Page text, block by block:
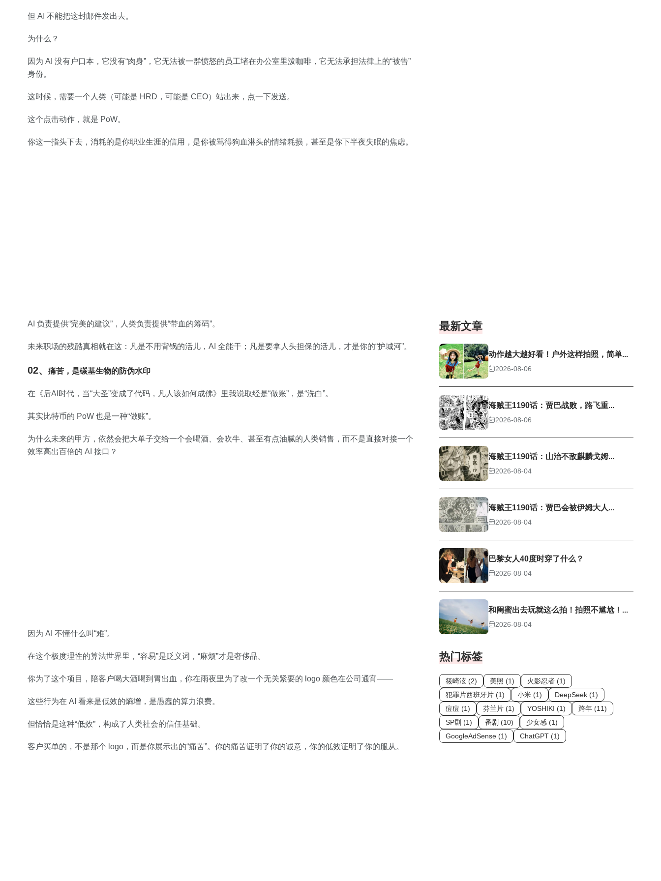
但 AI 不能把这封邮件发出去。
为什么？
因为 AI 没有户口本，它没有“肉身”，它无法被一群愤怒的员工堵在办公室里泼咖啡，它无法承担法律上的“被告”
身份。
这时候，需要一个人类（可能是 HRD，可能是 CEO）站出来，点一下发送。
这个点击动作，就是 PoW。
你这一指头下去，消耗的是你职业生涯的信用，是你被骂得狗血淋头的情绪耗损，甚至是你下半夜失眠的焦虑。
AI 负责提供“完美的建议”，人类负责提供“带血的筹码”。
未来职场的残酷真相就在这：凡是不用背锅的活儿，AI 全能干；凡是要拿人头担保的活儿，才是你的“护城河”。
02、 痛苦，是碳基生物的防伪水印
在《后AI时代，当“大圣”变成了代码，凡人该如何成佛》里我说取经是“做账”，是“洗白”。
其实比特币的 PoW 也是一种“做账”。
为什么未来的甲方，依然会把大单子交给一个会喝酒、会吹牛、甚至有点油腻的人类销售，而不是直接对接一个
效率高出百倍的 AI 接口？
因为 AI 不懂什么叫“难”。
在这个极度理性的算法世界里，“容易”是贬义词，“麻烦”才是奢侈品。
你为了这个项目，陪客户喝大酒喝到胃出血，你在雨夜里为了改一个无关紧要的 logo 颜色在公司通宵——
这些行为在 AI 看来是低效的熵增，是愚蠢的算力浪费。
但恰恰是这种“低效”，构成了人类社会的信任基础。
客户买单的，不是那个 logo，而是你展示出的“痛苦”。你的痛苦证明了你的诚意，你的低效证明了你的服从。
最新文章
动作越大越好看！户外这样拍照，简单...
2026-08-06
海贼王1190话：贾巴战败，路飞重...
2026-08-06
海贼王1190话：山治不敌麒麟戈姆...
2026-08-04
海贼王1190话：贾巴会被伊姆大人...
2026-08-04
巴黎女人40度时穿了什么？
2026-08-04
和闺蜜出去玩就这么拍！拍照不尴尬！...
2026-08-04
热门标签
筱崎泫 (2) 美照 (1)
火影忍者 (1)
犯罪片西班牙片 (1)
小米 (1)
DeepSeek (1)
痘痘 (1)
芬兰片 (1) YOSHIKI (1)
跨年 (11)
SP剧 (1)
番剧 (10)
少女感 (1)
GoogleAdSense (1)
ChatGPT (1)